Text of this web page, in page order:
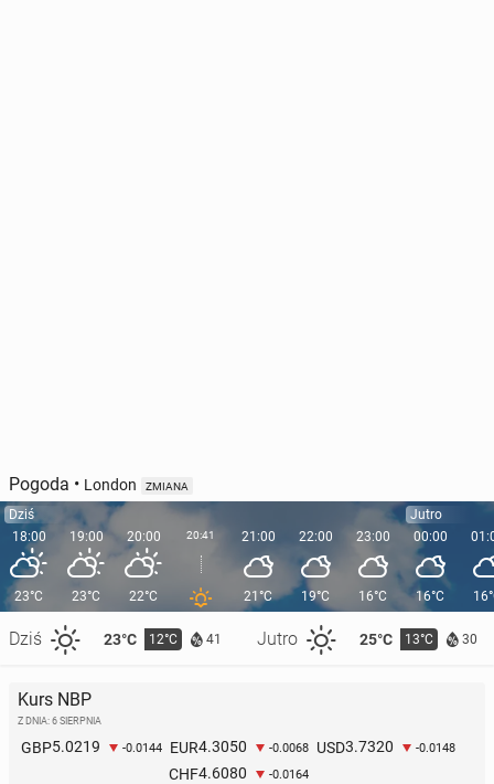
Pogoda • London ZMIANA
Dziś
18:00
23°C
Dziś 23°C 12°C 41 Jutro 25°C 13°C 30
19:00
23°C
20:00
22°C
20:41 21:00
21°C
22:00
19°C
23:00
16°C
Jutro
00:00
16°C
Kurs NBP
Z DNIA: 6 SIERPNIA
GBP5.0219 -0.0144 EUR4.3050 -0.0068 USD3.7320 -0.0148
CHF4.6080 -0.0164